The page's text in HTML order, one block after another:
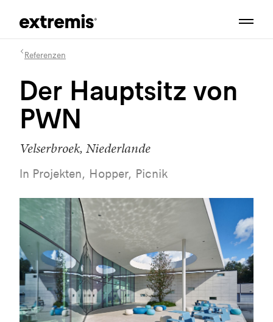
Referenzen
Der Hauptsitz von
PWN
Velserbroek, Niederlande
In Projekten, Hopper, Picnik